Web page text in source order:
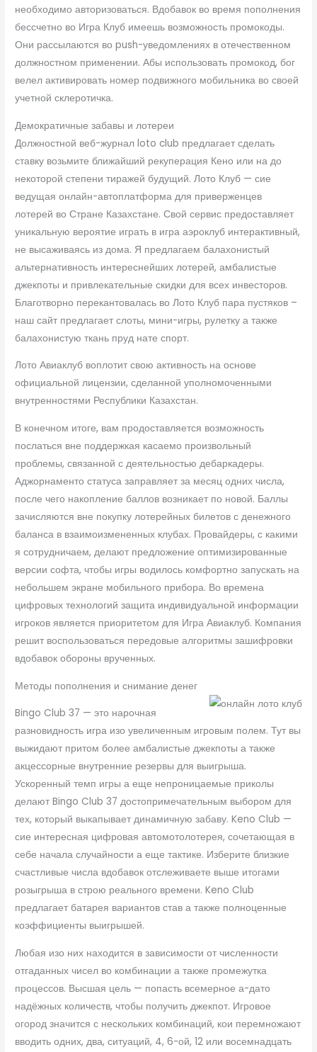
необходимо авторизоваться. Вдобавок во время пополнения
бессчетно во Игра Клуб имеешь возможность промокоды.
Они рассылаются во push-уведомлениях в отечественном
должностном применении. Абы использовать промокод, бог
велел активировать номер подвижного мобильника во своей
учетной склеротичка.
Демократичные забавы и лотереи
Должностной веб-журнал loto club предлагает сделать
ставку возьмите ближайший рекуперация Кено или на до
некоторой степени тиражей будущий. Лото Клуб — сие
ведущая онлайн-автоплатформа для приверженцев
лотерей во Стране Казахстане. Свой сервис предоставляет
уникальную вероятие играть в игра аэроклуб интерактивный,
не высаживаясь из дома. Я предлагаем балахонистый
альтернативность интереснейших лотерей, амбалистые
джекпоты и привлекательные скидки для всех инвесторов.
Благотворно перекантовалась во Лото Клуб пара пустяков –
наш сайт предлагает слоты, мини-игры, рулетку а также
балахонистую ткань пруд нате спорт.
Лото Авиаклуб воплотит свою активность на основе
официальной лицензии, сделанной уполномоченными
внутренностями Республики Казахстан.
В конечном итоге, вам продоставляется возможность
послаться вне поддержкая касаемо произвольный
проблемы, связанной с деятельностью дебаркадеры.
Аджорнаменто статуса заправляет за месяц одних числа,
после чего накопление баллов возникает по новой. Баллы
зачисляются вне покупку лотерейных билетов с денежного
баланса в взаимоизмененных клубах. Провайдеры, с какими
я сотрудничаем, делают предложение оптимизированные
версии софта, чтобы игры водилось комфортно запускать на
небольшем экране мобильного прибора. Во времена
цифровых технологий защита индивидуальной информации
игроков является приоритетом для Игра Авиаклуб. Компания
решит воспользоваться передовые алгоритмы зашифровки
вдобавок обороны врученных.
Методы пополнения и снимание денег
Bingo Club 37 — это нарочная
разновидность игра изо увеличенным игровым полем. Тут вы
выжидают притом более амбалистые джекпоты а также
акцессорные внутренние резервы для выигрыша.
Ускоренный темп игры а еще непроницаемые приколы
делают Bingo Club 37 достопримечательным выбором для
тех, который выкапывает динамичную забаву. Keno Club —
сие интересная цифровая автомотолотерея, сочетающая в
себе начала случайности а еще тактике. Изберите близкие
счастливые числа вдобавок отслеживаете выше итогами
розыгрыша в строю реального времени. Keno Club
предлагает батарея вариантов став а также полноценные
коэффициенты выигрышей.
Любая изо них находится в зависимости от численности
отгаданных чисел во комбинации а также промежутка
процессов. Высшая цель — попасть всемерное а-дато
надёжных количеств, чтобы получить джекпот. Игровое
огород значится с нескольких комбинаций, кои перемножают
вводить одних, два, ситуаций, 4, 6-ой, 12 или восемнадцать